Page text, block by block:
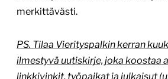
merkittävästi.
PS. Tilaa Vierityspalkin kerran
ilmestyvä uutiskirje, joka koostaa
linkkivinkit, työpaikat ja julkaisut